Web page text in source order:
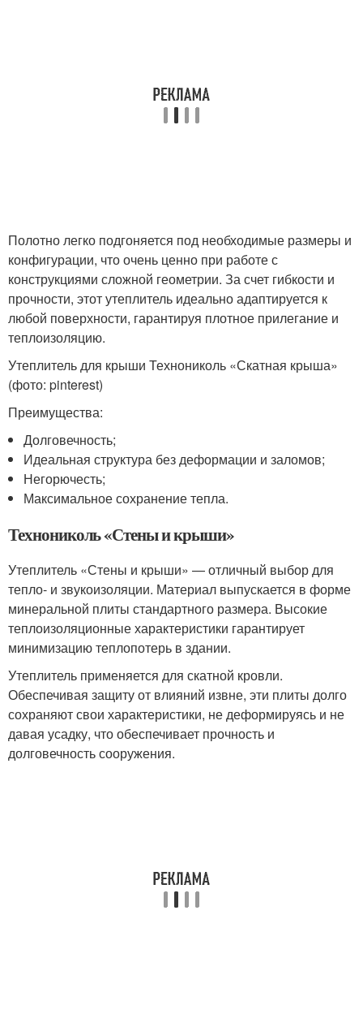
Полотно легко подгоняется под необходимые размеры и
конфигурации, что очень ценно при работе с
конструкциями сложной геометрии. За счет гибкости и
прочности, этот утеплитель идеально адаптируется к
любой поверхности, гарантируя плотное прилегание и
теплоизоляцию.
Утеплитель для крыши Технониколь «Скатная крыша»
(фото: pinterest)
Преимущества:
Долговечность;
Идеальная структура без деформации и заломов;
Негорючесть;
Максимальное сохранение тепла.
Технониколь «Стены и крыши»
Утеплитель «Стены и крыши» — отличный выбор для
тепло- и звукоизоляции. Материал выпускается в форме
минеральной плиты стандартного размера. Высокие
теплоизоляционные характеристики гарантирует
минимизацию теплопотерь в здании.
Утеплитель применяется для скатной кровли.
Обеспечивая защиту от влияний извне, эти плиты долго
сохраняют свои характеристики, не деформируясь и не
давая усадку, что обеспечивает прочность и
долговечность сооружения.